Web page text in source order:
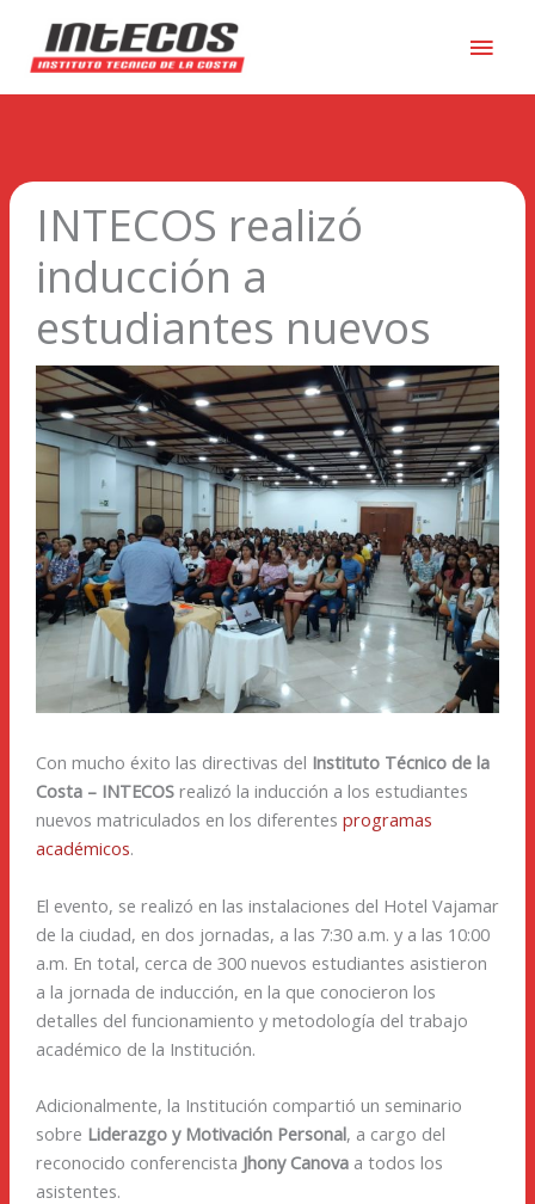
INTECOS realizó
inducción a
estudiantes nuevos
Con mucho éxito las directivas del Instituto Técnico de la
Costa – INTECOSrealizó la inducción a los estudiantes
nuevos matriculados en los diferentes programas
académicos.
El evento, se realizó en las instalaciones del Hotel Vajamar
de la ciudad, en dos jornadas, a las 7:30 a.m. y a las 10:00
a.m. En total, cerca de 300 nuevos estudiantes asistieron
a la jornada de inducción, en la que conocieron los
detalles del funcionamiento y metodología del trabajo
académico de la Institución.
Adicionalmente, la Institución compartió un seminario
sobre Liderazgo y Motivación Personal, a cargo del
reconocido conferencista Jhony Canovaa todos los
asistentes.